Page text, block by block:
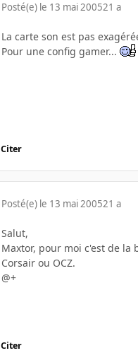
Posté(e) le 13 mai 200521 a
La carte son est pas
Pour une config gamer...
Citer
Posté(e) le 13 mai 200521 a
Salut,
Maxtor, pour moi c'est de la
Corsair ou OCZ.
@+
Citer